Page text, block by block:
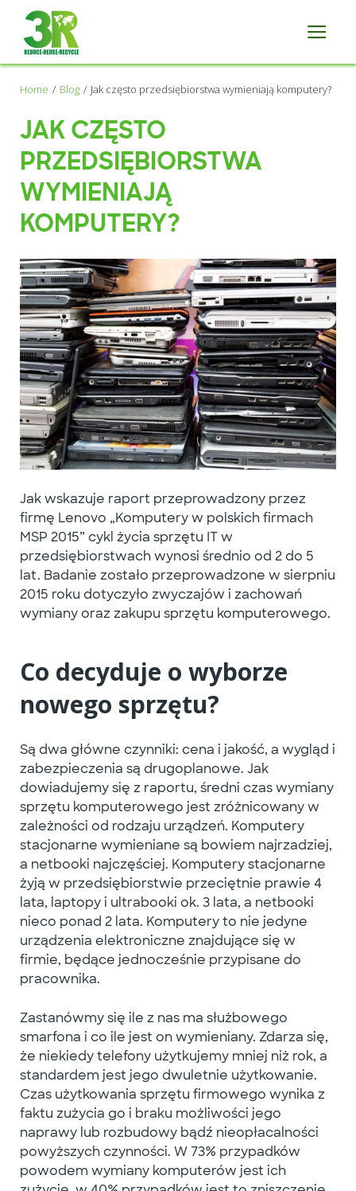
Home Blog Jak często przedsiębiorstwa wymieniają komputery?
JAK CZĘSTO
PRZEDSIĘBIORSTWA
WYMIENIAJĄ
KOMPUTERY?
Jak wskazuje raport przeprowadzony przez
firmę Lenovo „Komputery w polskich firmach
MSP 2015” cykl życia sprzętu IT w
przedsiębiorstwach wynosi średnio od 2 do 5
lat. Badanie zostało przeprowadzone w sierpniu
2015 roku dotyczyło zwyczajów i zachowań
wymiany oraz zakupu sprzętu komputerowego.
Co decyduje o wyborze
nowego sprzętu?
Są dwa główne czynniki: cena i jakość, a wygląd i
zabezpieczenia są drugoplanowe. Jak
dowiadujemy się z raportu, średni czas wymiany
sprzętu komputerowego jest zróżnicowany w
zależności od rodzaju urządzeń. Komputery
stacjonarne wymieniane są bowiem najrzadziej,
a netbooki najczęściej. Komputery stacjonarne
żyją w przedsiębiorstwie przeciętnie prawie 4
lata, laptopy i ultrabooki ok. 3 lata, a netbooki
nieco ponad 2 lata. Komputery to nie jedyne
urządzenia elektroniczne znajdujące się w
firmie, będące jednocześnie przypisane do
pracownika.
Zastanówmy się ile z nas ma służbowego
smarfona i co ile jest on wymieniany. Zdarza się,
że niekiedy telefony użytkujemy mniej niż rok, a
standardem jest jego dwuletnie użytkowanie.
Czas użytkowania sprzętu firmowego wynika z
faktu zużycia go i braku możliwości jego
naprawy lub rozbudowy bądź nieopłacalności
powyższych czynności. W 73% przypadków
powodem wymiany komputerów jest ich